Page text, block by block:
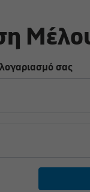
σας